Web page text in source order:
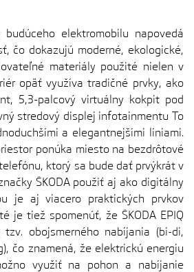
elektromobilu napovedá
čo dokazujú moderné, ekologické,
materiály použité nielen v
opäť využíva tradičné prvky, ako
5,3-palcový virtuálny kokpit pod
stredový displej infotainmentu To
a elegantnejšími líniami.
ponúka miesto na bezdrôtové
ktorý sa bude dať prvýkrát v
ŠKODA použiť aj ako digitálny
je aj viacero praktických prvkov
je tiež spomenúť, že ŠKODA EPIQ
obojsmerného nabíjania (bi-di,
čo znamená, že elektrickú energiu
využiť na pohon a nabíjanie